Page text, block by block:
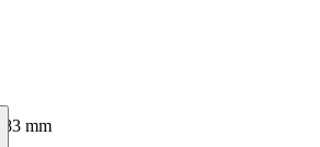
83 mm